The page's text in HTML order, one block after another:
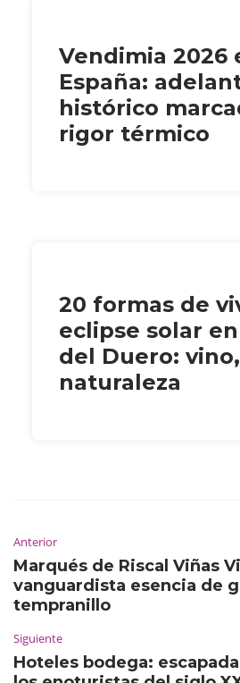
Vendimia 2026
España:
histórico
rigor térmico
20 formas de
eclipse solar
del Duero:
naturaleza
Anterior
Marqués de Riscal Viñas
vanguardista esencia de
tempranillo
Siguiente
Hoteles bodega: